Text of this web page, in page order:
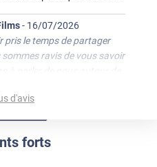
forts
- 16/07/2026
pris le temps de partager
ravis de vous savoir
à parler de nous autour de
d'avis